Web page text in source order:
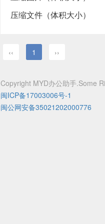
压缩文件（体积大小）
‹‹ 1 ››
Copyright MYD办公助手.Some
闽ICP备17003006号-1
闽公网安备35021202000776